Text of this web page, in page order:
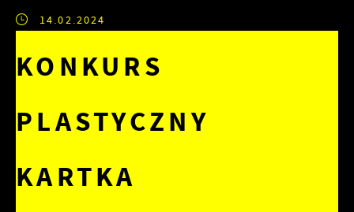
14.02.2024
KONKURS
PLASTYCZNY
KARTKA